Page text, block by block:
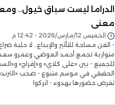
الدراما ليست سباق خيول..
معنى
الخميس 12/مارس/2026 - 12:42 م
- الفن مساحة للتأثير والإبداع.. لا حلبة
متوازية تجمع أحمد العوضي وعمرو
للجميع - بين «على كلاي» و«إفراج»
الحقيقي في موسم متنوع - صخب «الترند»
تفرض حضورها بهدوء - اتركوا